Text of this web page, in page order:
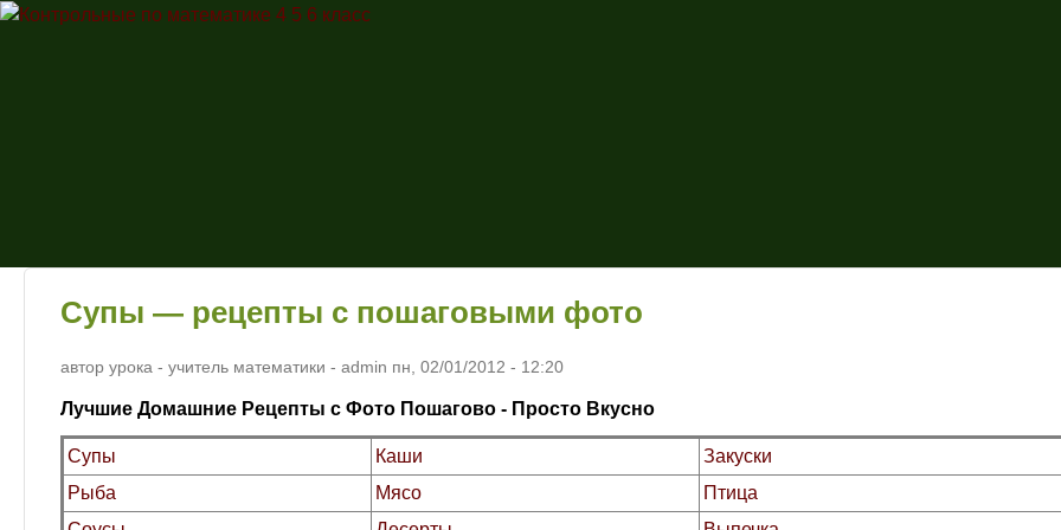
Супы — рецепты с пошаговыми фото
автор урока - учитель математики - admin пн, 02/01/2012 - 12:20
Лучшие Домашние Рецепты с Фото Пошагово - Просто Вкусно
Супы Каши Закуски
Рыба
Мясо Птица